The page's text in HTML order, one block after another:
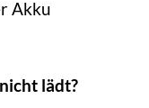
Akku
lädt?